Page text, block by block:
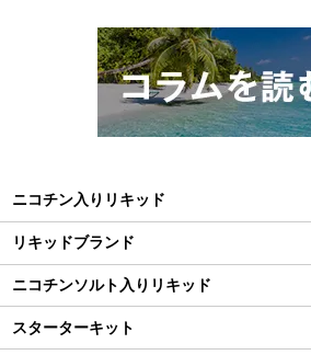
ニコチン入りリキッド
リキッドブランド
ニコチンソルト入りリキッド
スターターキット